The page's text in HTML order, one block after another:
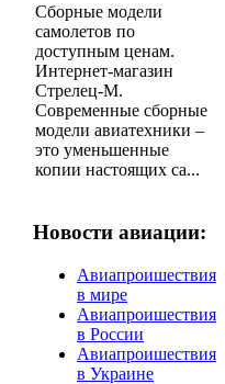
Сборные модели
самолетов по
доступным ценам.
Интернет-магазин
Стрелец-М.
Современные сборные
модели авиатехники –
это уменьшенные
копии настоящих са...
Новости авиации:
Авиапроишествия
в мире
Авиапроишествия
в России
Авиапроишествия
в Украине